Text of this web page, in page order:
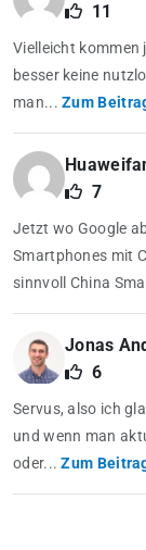
11
Vielleicht kommen
besser keine
man...Zum
7
Jetzt wo Google
Smartphones mit
sinnvoll China
Jonas
6
Servus, also ich
und wenn man
oder...Zum